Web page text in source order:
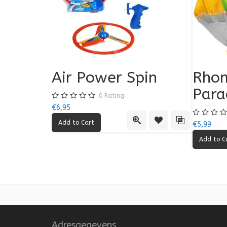
Quick ViewAdd to Wishlist
Add to
Air Power Spin
0 Rating
€6,95
€5,99